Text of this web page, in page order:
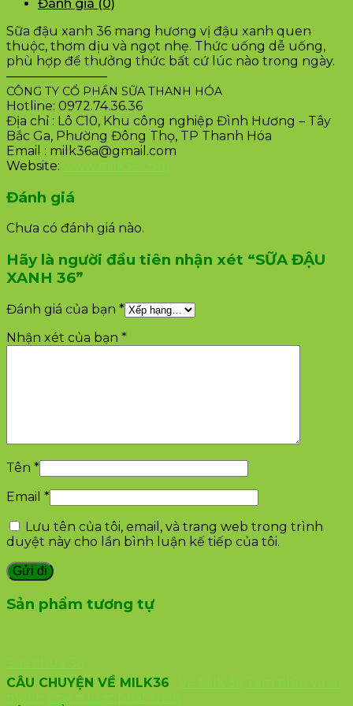
Đánh giá (0)
Sữa đậu xanh 36 mang hương vị đậu xanh quen
thuộc, thơm dịu và ngọt nhẹ. Thức uống dễ uống,
phù hợp để thưởng thức bất cứ lúc nào trong ngày.
————————
CÔNG TY CỔ PHẦN SỮA THANH HÓA
Hotline: 0972.74.36.36
Địa chỉ : Lô C10, Khu công nghiệp Đình Hương – Tây
Bắc Ga, Phường Đông Thọ, TP Thanh Hóa
Email : milk36a@gmail.com
Website:
Đánh giá
Chưa có đánh giá nào.
Hãy là người đầu tiên nhận xét “SỮA ĐẬU
XANH 36”
Đánh giá của bạn *
Nhận xét của bạn *
Tên *
Email *
Lưu tên của tôi, email, và trang web trong trình
duyệt này cho lần bình luận kế tiếp của tôi.
Sản phẩm tương tự
CÂU CHUYỆN VỀ MILK36